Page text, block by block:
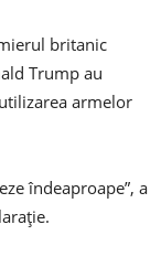
britanic
Trump au
armelor
îndeaproape”, a